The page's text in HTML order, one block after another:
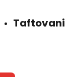
Taftovani